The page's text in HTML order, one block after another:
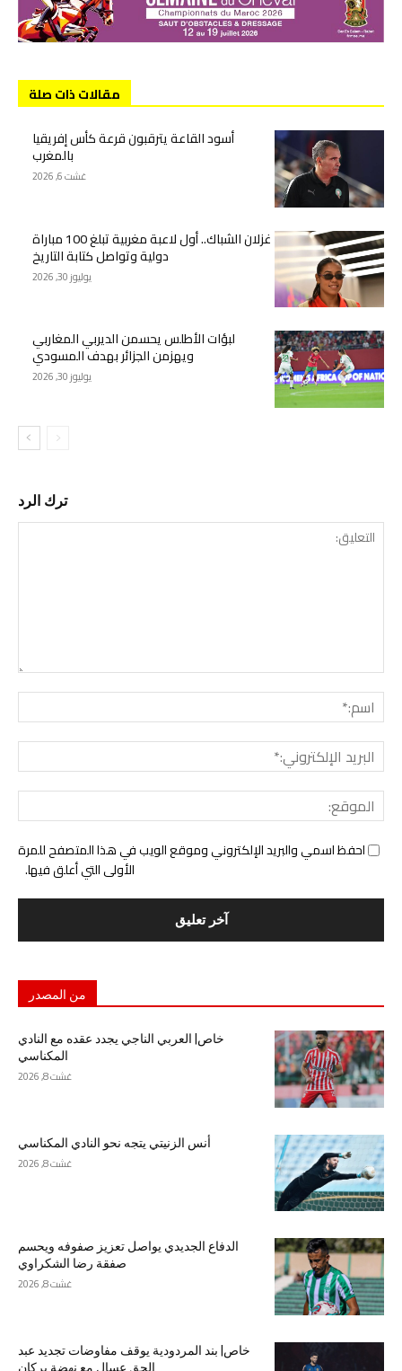
مقالات ذات صلة
أسود القاعة يترقبون قرعة كأس إفريقيا
بالمغرب
غشت 6, 2026
غزلان الشباك.. أول لاعبة مغربية تبلغ 100 مباراة
دولية وتواصل كتابة التاريخ
يوليوز 30, 2026
لبؤات الأطلس يحسمن الديربي المغاربي
ويهزمن الجزائر بهدف المسودي
يوليوز 30, 2026
ترك الرد
احفظ اسمي والبريد الإلكتروني وموقع الويب في هذا المتصفح للمرة
الأولى التي أعلق فيها.
من المصدر
خاص| العربي الناجي يجدد عقده مع النادي
المكناسي
غشت 8, 2026
أنس الزنيتي يتجه نحو النادي المكناسي
غشت 8, 2026
الدفاع الجديدي يواصل تعزيز صفوفه ويحسم
صفقة رضا الشكراوي
غشت 8, 2026
خاص| بند المردودية يوقف مفاوضات تجديد عبد
الحق عسال مع نهضة بركان